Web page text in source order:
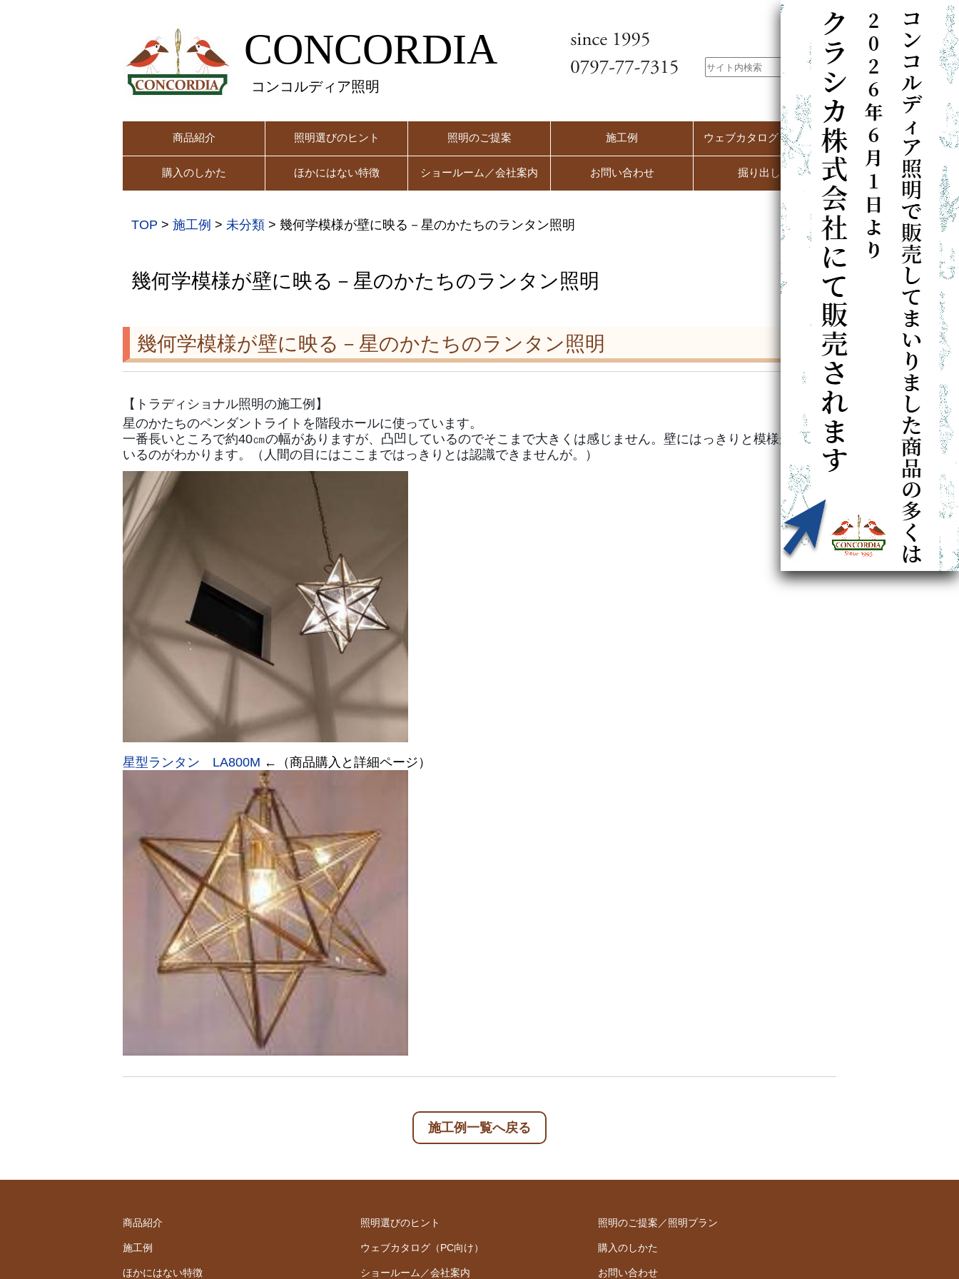
CONCORDIA
コンコルディア照明
商品紹介 照明選びのヒント 照明のご提案 施工例 ウェブカタログ（PC用）
購入のしかた ほかにはない特徴 ショールーム／会社案内 お問い合わせ 掘り出し市
TOP > 施工例 > 未分類 > 幾何学模様が壁に映る－星のかたちのランタン照明
幾何学模様が壁に映る－星のかたちのランタン照明
幾何学模様が壁に映る－星のかたちのランタン照明
【トラディショナル照明の施工例】
星のかたちのペンダントライトを階段ホールに使っています。
一番長いところで約40㎝の幅がありますが、凸凹しているのでそこまで大きくは感じません。壁にはっきりと模様が映って
いるのがわかります。（人間の目にはここまではっきりとは認識できませんが。）
星型ランタン LA800M ←（商品購入と詳細ページ）
施工例一覧へ戻る
商品紹介 照明選びのヒント 照明のご提案／照明プラン
施工例 ウェブカタログ（PC向け） 購入のしかた
ほかにはない特徴 ショールーム／会社案内 お問い合わせ